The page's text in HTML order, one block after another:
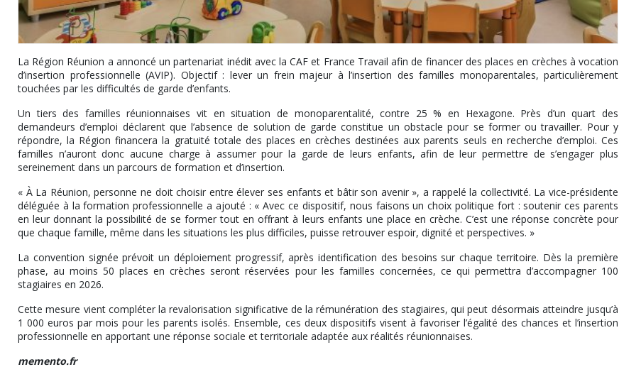
La Région Réunion a annoncé un partenariat inédit avec la CAF et France Travail afin de financer des places en crèches à vocation
d’insertion professionnelle (AVIP). Objectif : lever un frein majeur à l’insertion des familles monoparentales, particulièrement
touchées par les difficultés de garde d’enfants.
Un tiers des familles réunionnaises vit en situation de monoparentalité, contre 25 % en Hexagone. Près d’un quart des
demandeurs d’emploi déclarent que l’absence de solution de garde constitue un obstacle pour se former ou travailler. Pour y
répondre, la Région financera la gratuité totale des places en crèches destinées aux parents seuls en recherche d’emploi. Ces
familles n’auront donc aucune charge à assumer pour la garde de leurs enfants, afin de leur permettre de s’engager plus
sereinement dans un parcours de formation et d’insertion.
« À La Réunion, personne ne doit choisir entre élever ses enfants et bâtir son avenir », a rappelé la collectivité. La vice-présidente
déléguée à la formation professionnelle a ajouté : « Avec ce dispositif, nous faisons un choix politique fort : soutenir ces parents
en leur donnant la possibilité de se former tout en offrant à leurs enfants une place en crèche. C’est une réponse concrète pour
que chaque famille, même dans les situations les plus difficiles, puisse retrouver espoir, dignité et perspectives. »
La convention signée prévoit un déploiement progressif, après identification des besoins sur chaque territoire. Dès la première
phase, au moins 50 places en crèches seront réservées pour les familles concernées, ce qui permettra d’accompagner 100
stagiaires en 2026.
Cette mesure vient compléter la revalorisation significative de la rémunération des stagiaires, qui peut désormais atteindre jusqu’à
1 000 euros par mois pour les parents isolés. Ensemble, ces deux dispositifs visent à favoriser l’égalité des chances et l’insertion
professionnelle en apportant une réponse sociale et territoriale adaptée aux réalités réunionnaises.
memento.fr